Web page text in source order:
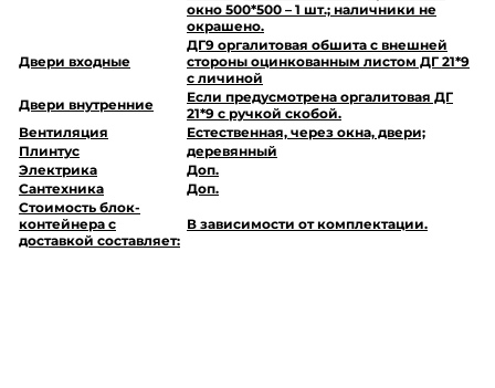
окно 500*500 – 1 шт.; наличники не
окрашено.
Двери входные
ДГ9 оргалитовая обшита с внешней
стороны оцинкованным листом ДГ 21*9
с личиной
Двери внутренние
Если предусмотрена оргалитовая ДГ
21*9 с ручкой скобой.
Вентиляция
Естественная, через окна, двери;
Плинтус
деревянный
Электрика
Доп.
Сантехника
Доп.
Стоимость блок-
контейнера с
доставкой составляет:
В зависимости от комплектации.